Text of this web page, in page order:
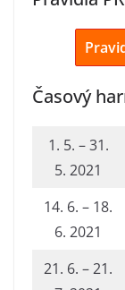
Časový
1. 5. – 31.
5. 2021
14. 6. – 18.
6. 2021
21. 6. – 21.